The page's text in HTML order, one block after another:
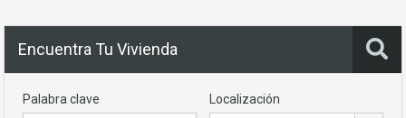
Encuentra Tu Vivienda
Palabra clave Localización